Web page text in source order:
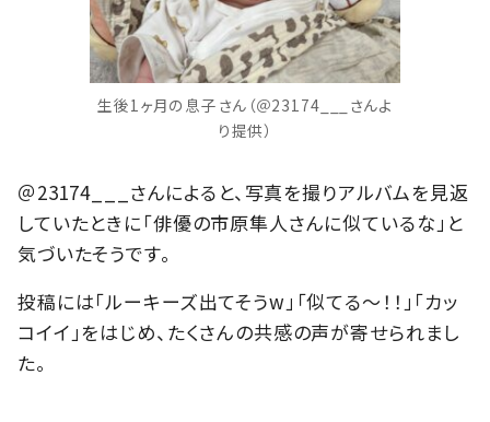
生後1ヶ月の息子さん（＠23174___さんよ
り提供）
＠23174___さんによると、写真を撮りアルバムを見返
していたときに「俳優の市原隼人さんに似ているな」と
気づいたそうです。
投稿には「ルーキーズ出てそうw」「似てる～！！」「カッ
コイイ」をはじめ、たくさんの共感の声が寄せられまし
た。